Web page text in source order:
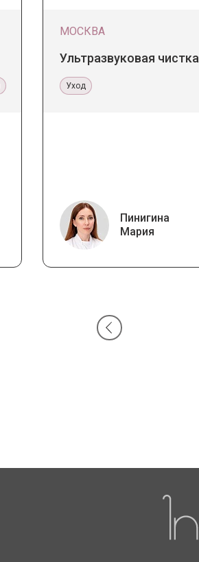
МОСКВА
Ультразвуковая чистка
Уход
Пинигина
Мария